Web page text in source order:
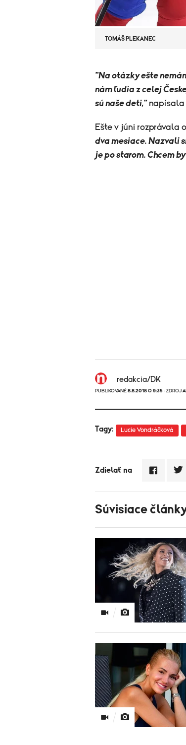
TOMÁŠ PLEKANEC
"Na otázky ešte
nám ľudia z celej
sú naše deti," napísala
Ešte v júni rozprávala
dva mesiace. Nazvali
je po starom. Chcem
redakcia/DK
PUBLIKOVANÉ 8.8.2018 O 9:35 · ZDROJ
Tagy: Lucie Vondráčková
Zdielať na
Súvisiace